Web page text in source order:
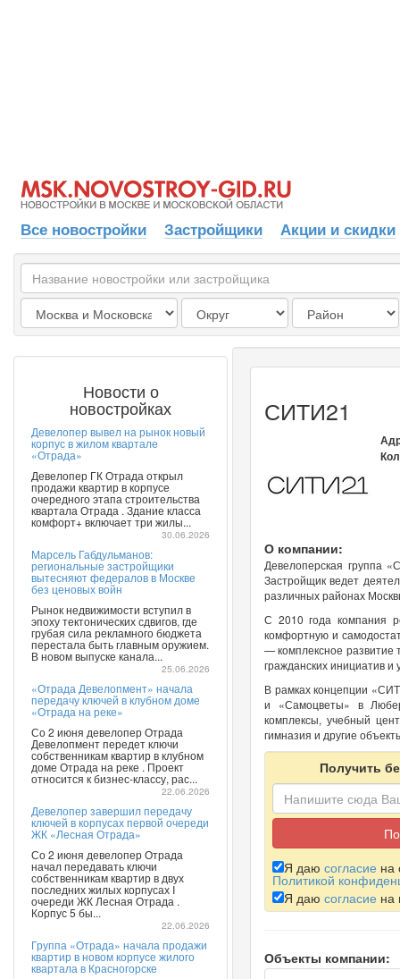
Все новостройки Застройщики Акции и скидки
Новости о
новостройках
Девелопер вывел на рынок новый
корпус в жилом квартале
«Отрада»
Девелопер ГК Отрада открыл
продажи квартир в корпусе
очередного этапа строительства
квартала Отрада . Здание класса
комфорт+ включает три жилы...
30.06.2026
Марсель Габдульманов:
региональные застройщики
вытесняют федералов в Москве
без ценовых войн
Рынок недвижимости вступил в
эпоху тектонических сдвигов, где
грубая сила рекламного бюджета
перестала быть главным оружием.
В новом выпуске канала...
25.06.2026
«Отрада Девелопмент» начала
передачу ключей в клубном доме
«Отрада на реке»
Со 2 июня девелопер Отрада
Девелопмент передет ключи
собственникам квартир в клубном
доме Отрада на реке . Проект
относится к бизнес-классу, рас...
22.06.2026
Девелопер завершил передачу
ключей в корпусах первой очереди
ЖК «Лесная Отрада»
Со 2 июня девелопер Отрада
начал передавать ключи
собственникам квартир в двух
последних жилых корпусах I
очереди ЖК Лесная Отрада .
Корпус 5 бы...
22.06.2026
Группа «Отрада» начала продажи
квартир в новом корпусе жилого
квартала в Красногорске
СИТИ21
О компании:
Девелоперская группа
Застройщик ведет
различных районах
С 2010 года компания
комфортную и
— комплексное развитие
гражданских инициатив
В рамках концепции
и «Самоцветы» в
комплексы, учебный
гимназия и другие
Получить
Я даю согласие на
Политикой
Я даю согласие на
Объекты компании: